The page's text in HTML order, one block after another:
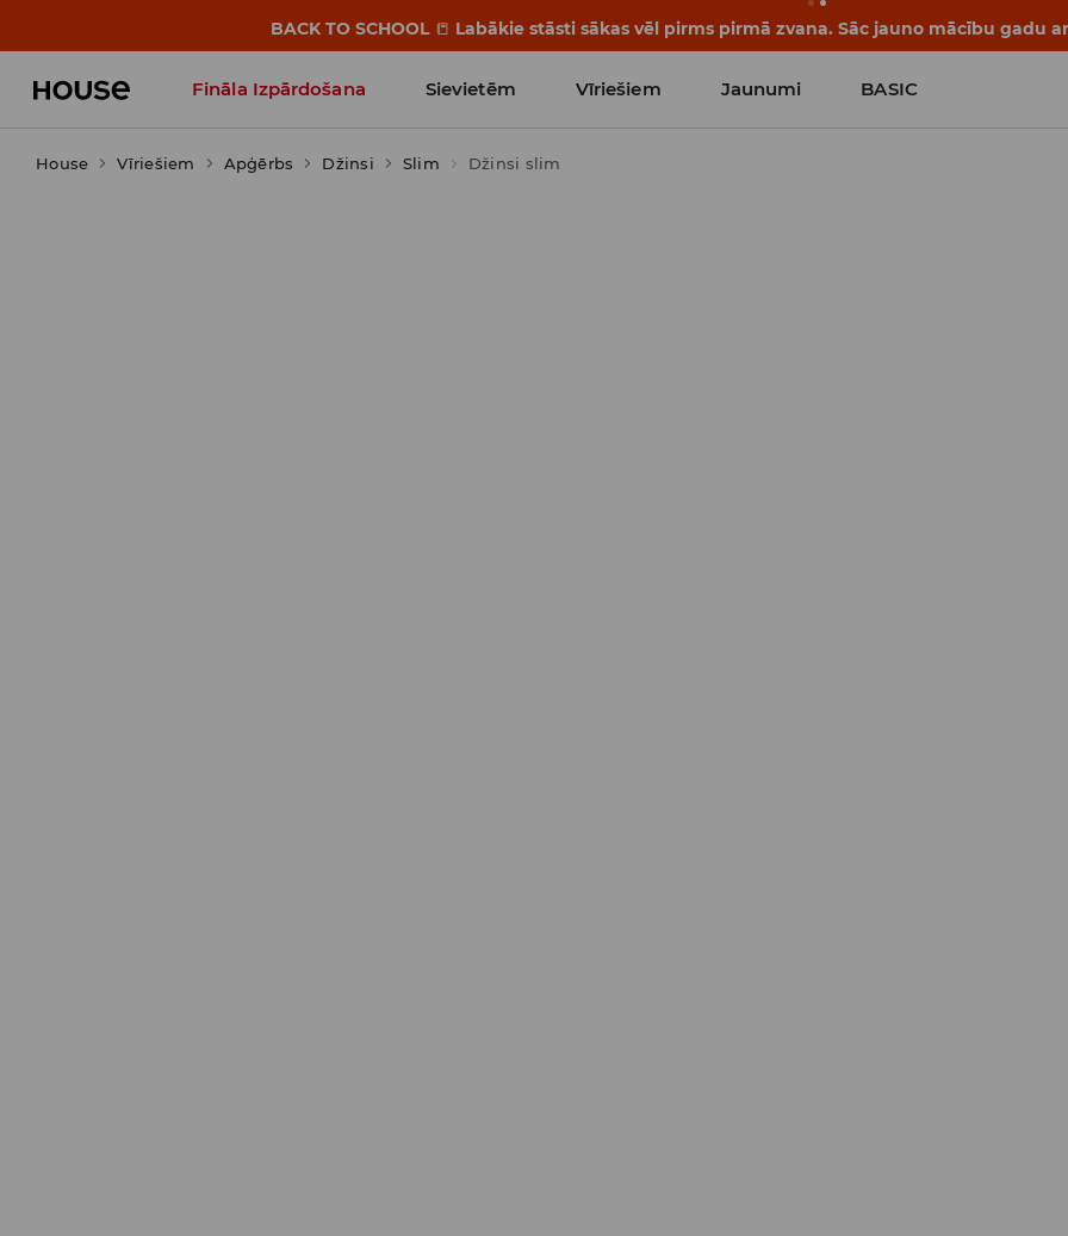
BACK TO SCHOOL 📒 Labākie stāsti sākas vēl pirms pirmā zvana. Sāc jauno mācību gadu
Fināla Izpārdošana Sievietēm Vīriešiem Jaunumi BASIC
Influencers' Faves
House Vīriešiem Apģērbs Džinsi Slim Džinsi slim